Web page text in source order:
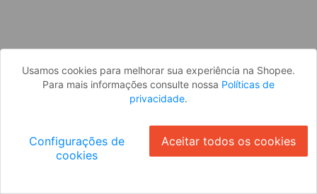
Usamos cookies para melhorar sua experiência na Shopee.
Para mais informações consulte nossa Políticas de
privacidade.
Configurações de
cookies
Aceitar todos os cookies